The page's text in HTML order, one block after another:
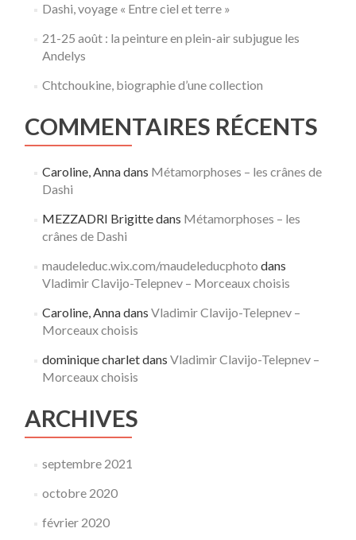
Dashi, voyage « Entre ciel et terre »
21-25 août : la peinture en plein-air subjugue les
Andelys
Chtchoukine, biographie d’une collection
COMMENTAIRES RÉCENTS
Caroline, Annadans Métamorphoses – les crânes de
Dashi
MEZZADRI Brigittedans Métamorphoses – les
crânes de Dashi
maudeleduc.wix.com/maudeleducphoto dans
Vladimir Clavijo-Telepnev – Morceaux choisis
Caroline, Annadans Vladimir Clavijo-Telepnev –
Morceaux choisis
dominique charletdans Vladimir Clavijo-Telepnev –
Morceaux choisis
ARCHIVES
septembre 2021
octobre 2020
février 2020